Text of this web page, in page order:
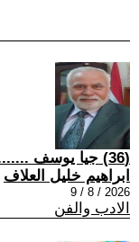
(36) جيا يوسف ................نبع بعيد الغور
ابراهيم خليل العلاف
2026 / 8 / 9
الادب والفن